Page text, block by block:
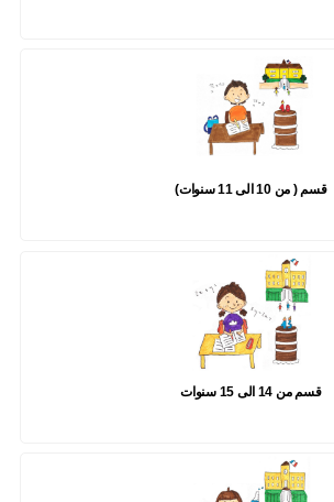
قسم ( من 10 الى 11 سنوات)
قسم من 14 الى 15 سنوات